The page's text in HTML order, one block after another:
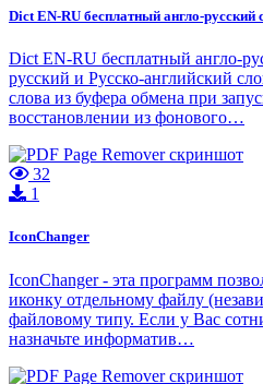
Dict EN-RU бесплатный англо-русский
Dict EN-RU бесплатный англо-
русский и Русско-английский
слова из буфера обмена при
восстановлении из фонового…
32
1
IconChanger
IconChanger - эта программ
иконку отдельному файлу
файловому типу. Если у Вас
назначьте информатив…